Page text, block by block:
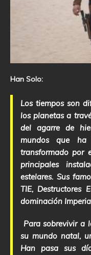
Han Solo:
Los tiempos son
los planetas a
del agarre de
mundos que ha
transformado por
principales
estelares. Sus
TIE, Destructores
dominación
Para sobrevivir a
su mundo natal,
Han pasa sus